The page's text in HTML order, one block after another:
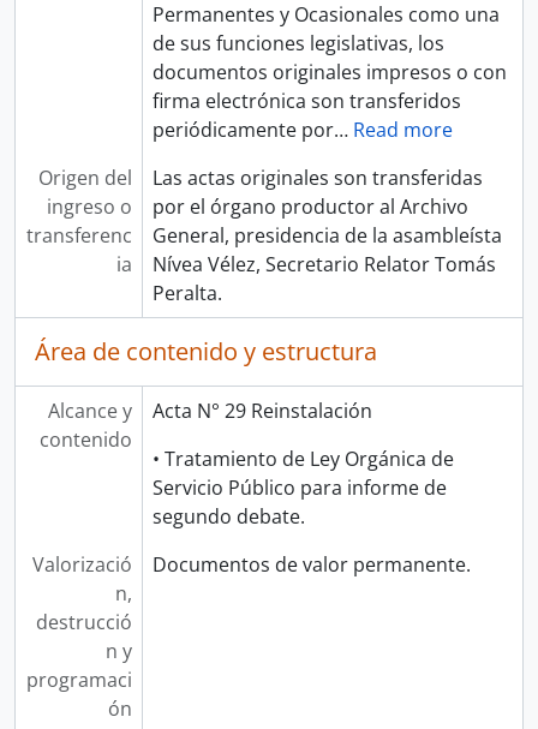
Permanentes y Ocasionales como una
de sus funciones legislativas, los
documentos originales impresos o con
firma electrónica son transferidos
periódicamente por… Read more
Origen del
ingreso o
transferenc
ia
Las actas originales son transferidas
por el órgano productor al Archivo
General, presidencia de la asambleísta
Nívea Vélez, Secretario Relator Tomás
Peralta.
Área de contenido y estructura
Alcance y
contenido
Acta N° 29 Reinstalación
• Tratamiento de Ley Orgánica de
Servicio Público para informe de
segundo debate.
Valorizació
n,
destrucció
n y
programaci
ón
Documentos de valor permanente.